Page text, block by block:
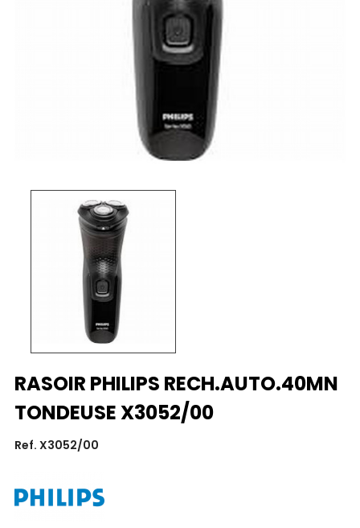
RASOIR PHILIPS RECH.AUTO.40MN
TONDEUSE X3052/00
Ref. X3052/00